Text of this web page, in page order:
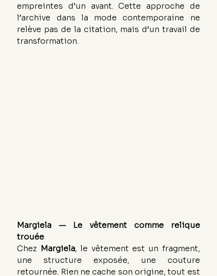
empreintes d’un avant. Cette approche de
l’archive dans la mode contemporaine ne
relève pas de la citation, mais d’un travail de
transformation.
Margiela — Le vêtement comme relique
trouée
Chez Margiela, le vêtement est un fragment,
une structure exposée, une couture
retournée. Rien ne cache son origine, tout est